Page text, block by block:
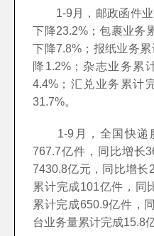
1-9月，邮政函件业
下降23.2%；包裹业务
下降7.8%；报纸业务
降1.2%；杂志业务累
4.4%；汇兑业务累计
31.7%。
1-9月，全国快递
767.7亿件，同比增长
7430.8亿元，同比增长
累计完成101亿件，同
累计完成650.9亿件，
台业务量累计完成15.8